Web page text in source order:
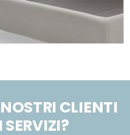
CLIENTI
SERVIZI?